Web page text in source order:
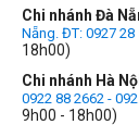
Chi nhánh Đà
Nẵng. ĐT: 0927 28
18h00)
Chi nhánh Hà
0922 88 2662 -
9h00 - 18h00)